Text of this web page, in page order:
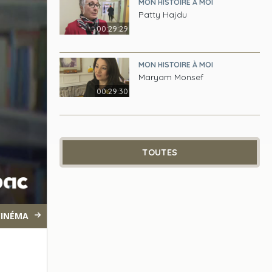
00:29:29
MON HISTOIRE À MOI
Patty Hajdu
00:29:30
MON HISTOIRE À MOI
Maryam Monsef
TOUTES